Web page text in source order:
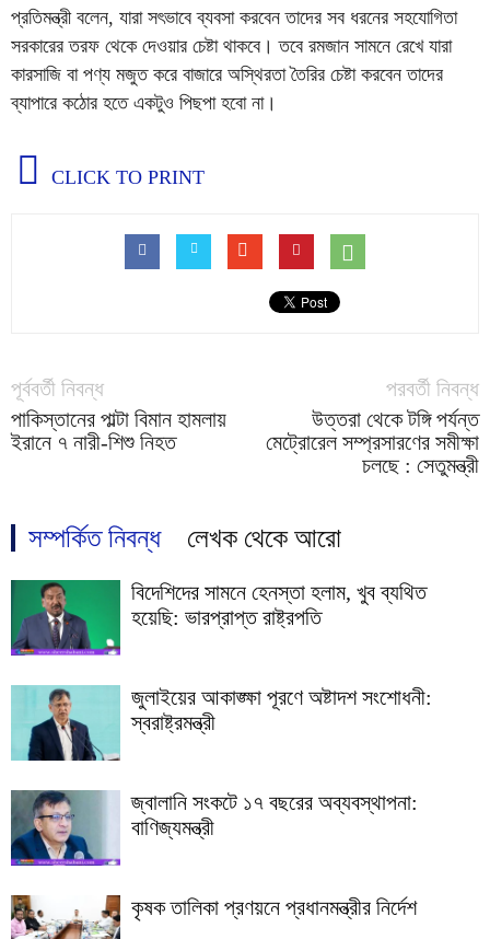
প্রতিমন্ত্রী বলেন, যারা সৎভাবে ব্যবসা করবেন তাদের সব ধরনের সহযোগিতা
সরকারের তরফ থেকে দেওয়ার চেষ্টা থাকবে। তবে রমজান সামনে রেখে যারা
কারসাজি বা পণ্য মজুত করে বাজারে অস্থিরতা তৈরির চেষ্টা করবেন তাদের
ব্যাপারে কঠোর হতে একটুও পিছপা হবো না।
CLICK TO PRINT
পূর্ববর্তী নিবন্ধ
পাকিস্তানের পাল্টা বিমান হামলায়
ইরানে ৭ নারী-শিশু নিহত
পরবর্তী নিবন্ধ
উত্তরা থেকে টঙ্গি পর্যন্ত
মেট্রোরেল সম্প্রসারণের সমীক্ষা
চলছে : সেতুমন্ত্রী
সম্পর্কিত নিবন্ধ লেখক থেকে আরো
বিদেশিদের সামনে হেনস্তা হলাম, খুব ব্যথিত
হয়েছি: ভারপ্রাপ্ত রাষ্ট্রপতি
জুলাইয়ের আকাঙ্ক্ষা পূরণে অষ্টাদশ সংশোধনী:
স্বরাষ্ট্রমন্ত্রী
জ্বালানি সংকটে ১৭ বছরের অব্যবস্থাপনা:
বাণিজ্যমন্ত্রী
কৃষক তালিকা প্রণয়নে প্রধানমন্ত্রীর নির্দেশ